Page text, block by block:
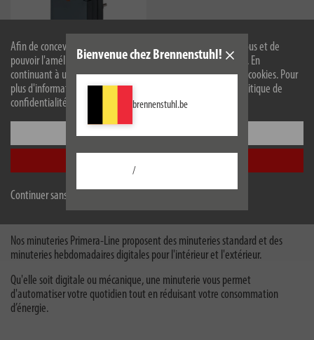
Afin de concevoir notre site web de manière optimale pour vous et de
pouvoir l'améliorer en permanence, nous utilisons des cookies. En
continuant à utiliser le site web, vous acceptez l'utilisation de cookies. Pour
plus d'informations sur les cookies, veuillez consulter notre politique de
confidentialité.
Configurer
Continuer sans accepter
Bienvenue chez Brennenstuhl!
brennenstuhl.be
/
Comparer
Minuterie journalière mécanique
MMZ 44 IP44 *FR*
Les minuteries brennenstuhl® permettent de contrôler facilement les
Nos minuteries Primera-Line proposent des minuteries standard et des
minuteries hebdomadaires digitales pour l'intérieur et l'extérieur.
Qu'elle soit digitale ou mécanique, une minuterie vous permet
d'automatiser votre quotidien tout en réduisant votre consommation
d’énergie.